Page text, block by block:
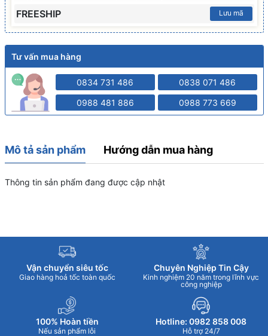
FREESHIP Lưu mã
Tư vấn mua hàng
0834 731 486 0838 071 486
0988 481 886 0988 773 669
Mô tả sản phẩm Hướng dẫn mua hàng
Thông tin sản phẩm đang được cập nhật
Vận chuyển siêu tốc
Giao hàng hoả tốc toàn quốc
Chuyên Nghiệp Tin Cậy
Kinh nghiệm 20 năm trong lĩnh vực
công nghiệp
100% Hoàn tiền
Nếu sản phẩm lỗi
Hotline: 0982 858 008
Hỗ trợ 24/7